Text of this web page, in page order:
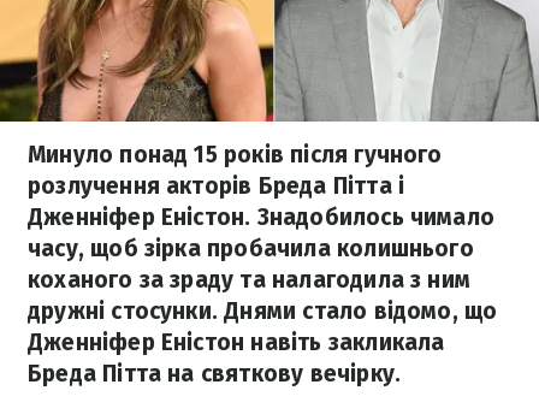
Минуло понад 15 років після гучного
розлучення акторів Бреда Пітта і
Дженніфер Еністон. Знадобилось чимало
часу, щоб зірка пробачила колишнього
коханого за зраду та налагодила з ним
дружні стосунки. Днями стало відомо, що
Дженніфер Еністон навіть закликала
Бреда Пітта на святкову вечірку.